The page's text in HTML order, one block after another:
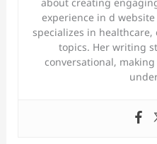
about creating
experience in d
specializes in
topics. Her writing
conversational,